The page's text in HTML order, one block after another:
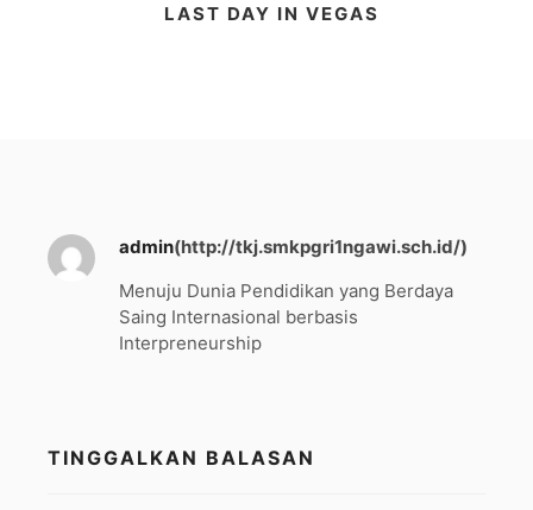
LAST DAY IN VEGAS
admin(http://tkj.smkpgri1ngawi.sch.id/)
Menuju Dunia Pendidikan yang Berdaya
Saing Internasional berbasis
Interpreneurship
TINGGALKAN BALASAN